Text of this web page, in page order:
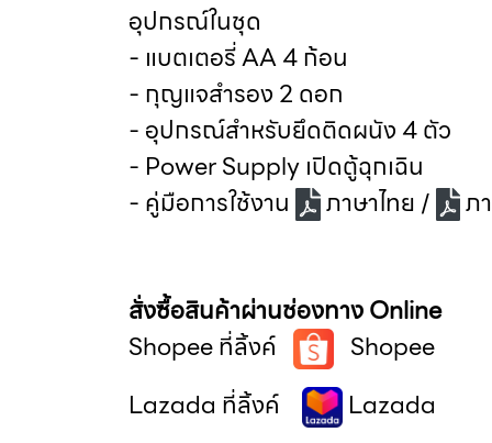
อุปกรณ์ในชุด
- แบตเตอรี่ AA 4 ก้อน
- กุญแจสำรอง 2 ดอก
- อุปกรณ์สำหรับยึดติดผนัง 4 ตัว
- Power Supply เปิดตู้ฉุกเฉิน
- คู่มือการใช้งาน
ภาษาไทย / ภ
สั่งซื้อสินค้าผ่านช่องทางOnline
Shopee ที่ลิ้งค์
Shopee
Lazada ที่ลิ้งค์
Lazada